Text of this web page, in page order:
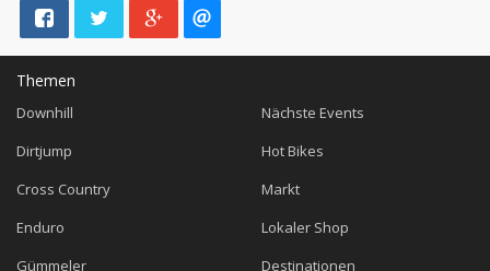
Themen
Downhill
Dirtjump
Cross Country
Enduro
Gümmeler
Nächste Events
Hot Bikes
Markt
Lokaler Shop
Destinationen